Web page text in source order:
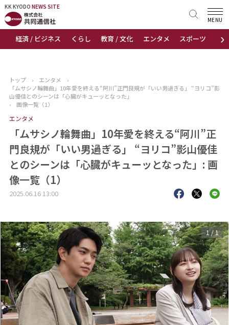
KK KYODO NEWS SITE
›
経済 / ビジネス くらし 教育 / 文化 エンタメ スポーツ 地域
MENU
KK KYODONEWS SITE
トップページ
ニュース
おすすめコンテンツ
出版物
会社概要
トップ › エンタメ
›
「ムサシノ輪舞曲」10年愛を終える“阿川”正門良規が「いい男過ぎる」 “ヨリコ”影
山優佳とのシーンは「心臓がキューッとなった」
›
画像一覧（1）
エンタメ
「ムサシノ輪舞曲」10年愛を終える“阿川”正
門良規が「いい男過ぎる」 “ヨリコ”影山優佳
とのシーンは「心臓がキューッとなった」: 画
像一覧（1）
2025.06.16 13:00
1/1